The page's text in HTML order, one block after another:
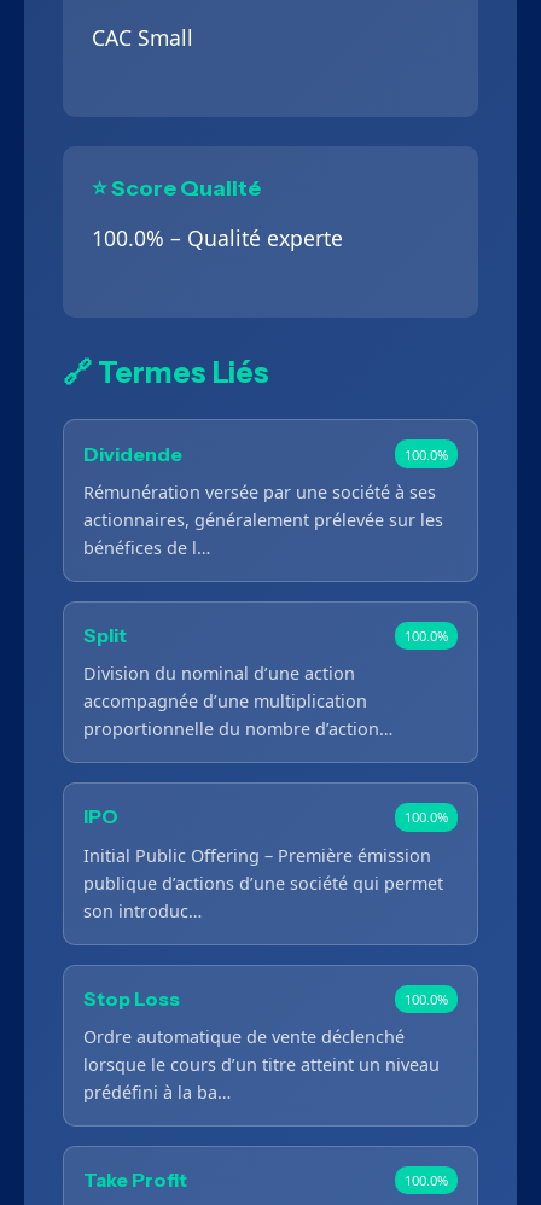
CAC Small
⭐ Score Qualité
100.0% – Qualité experte
🔗 Termes Liés
Dividende 100.0%
Rémunération versée par une société à ses
actionnaires, généralement prélevée sur les
bénéfices de l…
Split 100.0%
Division du nominal d’une action
accompagnée d’une multiplication
proportionnelle du nombre d’action…
IPO 100.0%
Initial Public Offering – Première émission
publique d’actions d’une société qui permet
son introduc…
Stop Loss 100.0%
Ordre automatique de vente déclenché
lorsque le cours d’un titre atteint un niveau
prédéfini à la ba…
Take Profit 100.0%